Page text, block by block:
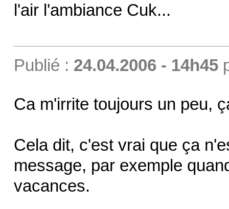
l'air l'ambiance Cuk...
Publié : 24.04.2006 - 14h45
Ca m'irrite toujours un peu,
Cela dit, c'est vrai que ça
message, par exemple
vacances.